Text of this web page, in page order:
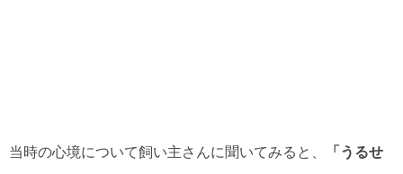
当時の心境について飼い主さんに聞いてみると、
「うるせ